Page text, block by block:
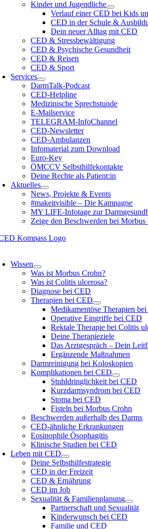
Kinder und Jugendliche
Verlauf einer CED bei Kids
CED in der Schule &
Dein neuer Alltag mit CED
CED & Stressbewältigung
CED & Psychische Gesundheit
CED & Reisen
CED & Sport
Services
DarmTalk-Podcast
CED-Helpline
Medizinische Sprechstunde
E-Mailservice
TELEGRAM-InfoChannel
CED-Newsletter
CED-Ambulanzen
Infomaterial zum Download
Euro-Key
ÖMCCV Selbsthilfekontakte
Deine Rechte als Patient:in
Aktuelles
News, Projekte & Events
#makeitvisible – Die Kampagne
MY LIFE-Infotage zur
Zeige den Beschwerden bei
Wissen
Was ist Morbus Crohn?
Was ist Colitis ulcerosa?
Diagnose bei CED
Therapien bei CED
Medikamentöse Therapien
Operative Eingriffe bei CED
Rektale Therapie bei Colitis
Deine Therapieziele
Das Arztgespräch – Dein
Ergänzende Maßnahmen
Darmreinigung bei Koloskopien
Komplikationen bei CED
Stuhldringlichkeit bei CED
Kurzdarmsyndrom bei CED
Stoma bei CED
Fisteln bei Morbus Crohn
Beschwerden außerhalb des Darms
CED-ähnliche Erkrankungen
Eosinophile Ösophagitis
Klinische Studien bei CED
Leben mit CED
Deine Selbsthilfestrategie
CED in der Freizeit
CED & Ernährung
CED im Job
Sexualität & Familienplanung
Partnerschaft und Sexualität
Kinderwunsch bei CED
Familie und CED